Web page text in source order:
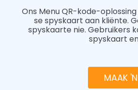
Ons Menu QR-kode-
se spyskaart aan kliënte.
spyskaarte nie. Gebruikers
spyskaart
MAAK